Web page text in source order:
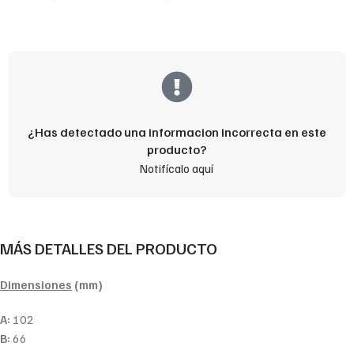
¿Has detectado una informacion incorrecta en este
producto?
Notifícalo aquí
MÁS DETALLES DEL PRODUCTO
Dimensiones (mm)
A: 102
B: 66